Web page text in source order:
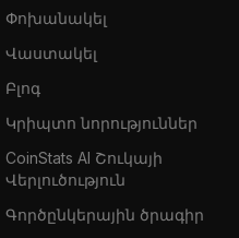
Փոխանակել
Վաստակել
Բլոգ
Կրիպտո նորություններ
CoinStats AI Շուկայի
Վերլուծություն
Գործընկերային ծրագիր